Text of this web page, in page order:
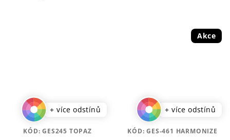
+ více odstínů
KÓD:GES245 TOPAZ
Akce
+ více odstínů
KÓD:GES-461 HARMONIZE